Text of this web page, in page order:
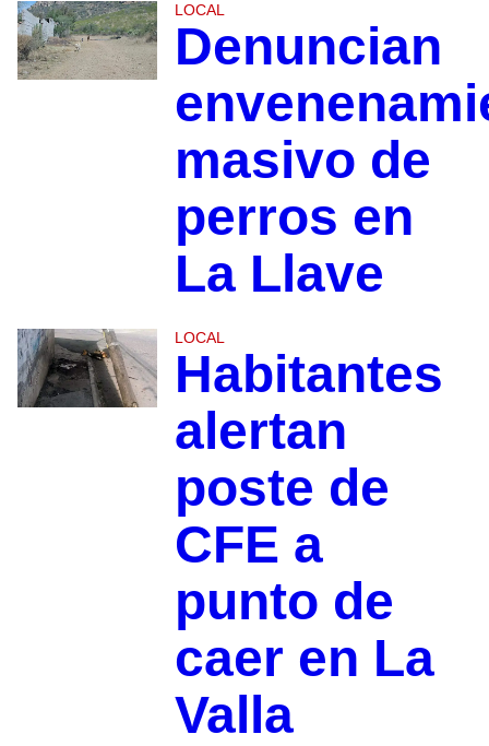
LOCAL
Denuncian
masivo de
perros en
La Llave
LOCAL
Habitantes
alertan
poste de
CFE a
punto de
caer en La
Valla